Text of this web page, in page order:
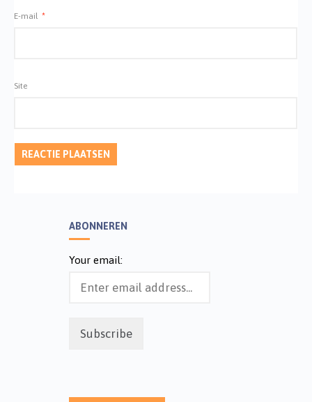
E-mail *
Site
ABONNEREN
Your email: